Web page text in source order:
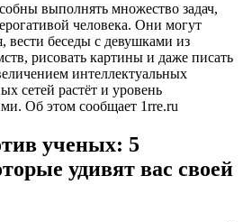
выполнять множество задач,
человека. Они могут
вести беседы с девушками из
рисовать картины и даже писать
интеллектуальных
сетей растёт и уровень
Об этом сообщает 1rre.ru
ученых: 5
удивят вас своей